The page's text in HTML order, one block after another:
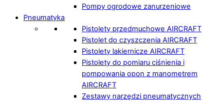
Pompy ogrodowe zanurzeniowe
Pneumatyka
Pistolety przedmuchowe AIRCRAFT
Pistolet do czyszczenia AIRCRAFT
Pistolety lakiernicze AIRCRAFT
Pistolety do pomiaru ciśnienia i
pompowania opon z manometrem
AIRCRAFT
Zestawy narzędzi pneumatycznych